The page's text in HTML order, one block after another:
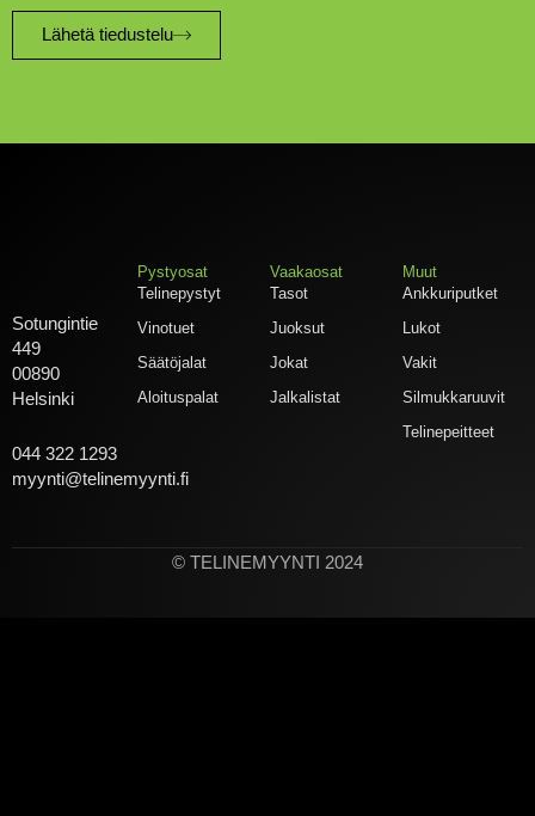
Lähetä tiedustelu
Sotungintie
449
00890
Helsinki
044 322 1293
myynti@telinemyynti.fi
Pystyosat
Telinepystyt
Vinotuet
Säätöjalat
Aloituspalat
Vaakaosat
Tasot
Juoksut
Jokat
Jalkalistat
Muut
Ankkuriputket
Lukot
Vakit
Silmukkaruuvit
Telinepeitteet
© TELINEMYYNTI 2024